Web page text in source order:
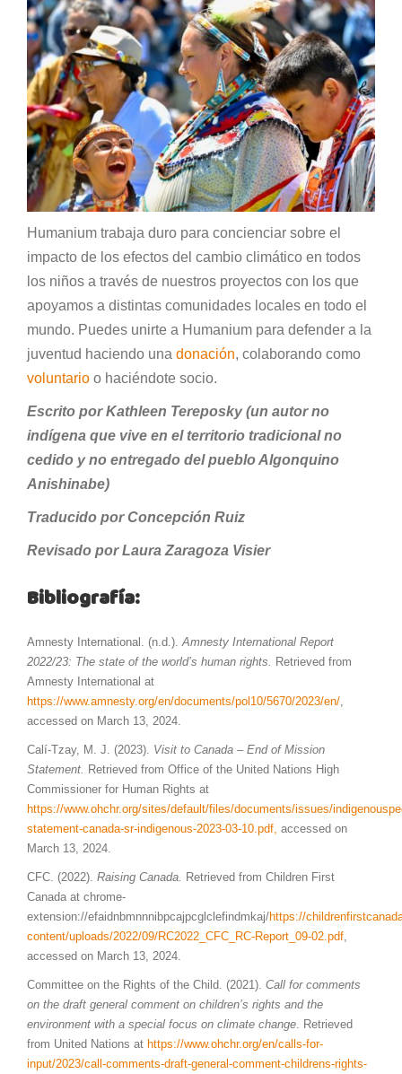
Humanium trabaja duro para concienciar sobre el
impacto de los efectos del cambio climático en todos
los niños a través de nuestros proyectos con los que
apoyamos a distintas comunidades locales en todo el
mundo. Puedes unirte a Humanium para defender a la
juventud haciendo una donación, colaborando como
voluntario o haciéndote socio.
Escrito por Kathleen Tereposky (un autor no
indígena que vive en el territorio tradicional no
cedido y no entregado del pueblo Algonquino
Anishinabe)
Traducido por Concepción Ruiz
Revisado por Laura Zaragoza Visier
Bibliografía:
Amnesty International. (n.d.).Amnesty International Report
2022/23: The state of the world’s human rights. Retrieved from
Amnesty International at
https://www.amnesty.org/en/documents/pol10/5670/2023/en/,
accessed on March 13, 2024.
Calí-Tzay, M. J. (2023). Visit to Canada – End of Mission
Statement. Retrieved from Office of the United Nations High
Commissioner for Human Rights at
https://www.ohchr.org/sites/default/files/documents/issues/
statement-canada-sr-indigenous-2023-03-10.pdf, accessed on
March 13, 2024.
CFC. (2022). Raising Canada. Retrieved from Children First
Canada at chrome-
extension://efaidnbmnnnibpcajpcglclefindmkaj/https://
content/uploads/2022/09/RC2022_CFC_RC-Report_09-02.pdf,
accessed on March 13, 2024.
Committee on the Rights of the Child. (2021). Call for comments
on the draft general comment on children’s rights and the
environment with a special focus on climate change. Retrieved
from United Nations at https://www.ohchr.org/en/calls-for-
input/2023/call-comments-draft-general-comment-childrens-rights-